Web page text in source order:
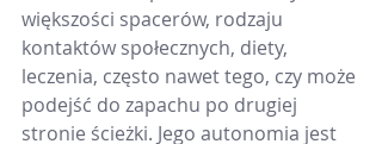
większości spacerów, rodzaju
kontaktów społecznych, diety,
leczenia, często nawet tego, czy może
podejść do zapachu po drugiej
stronie ścieżki. Jego autonomia jest